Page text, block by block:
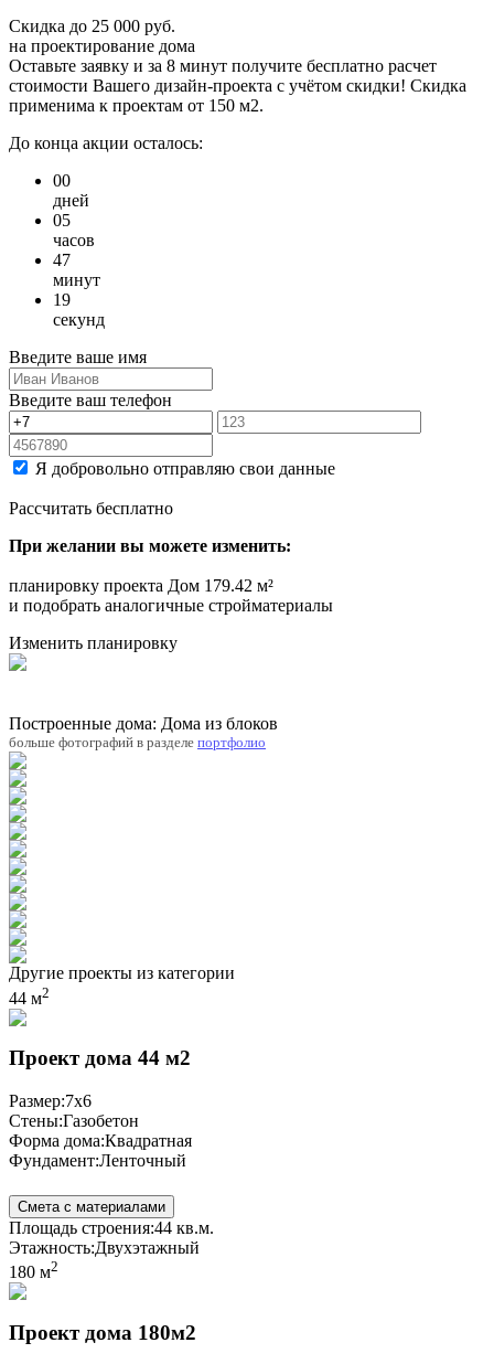
Скидка до 25 000 руб.
на проектирование дома
Оставьте заявку и за 8 минут получите бесплатно расчет
стоимости Вашего дизайн-проекта с учётом скидки! Скидка
применима к проектам от 150 м2.
До конца акции осталось:
00
дней
05
часов
47
минут
19
секунд
Введите ваше имя
Введите ваш телефон
Я добровольно отправляю свои данные
Рассчитать бесплатно
При желании вы можете изменить:
планировку проекта Дом 179.42 м²
и подобрать аналогичные стройматериалы
Изменить планировку
Построенные дома: Дома из блоков
больше фотографий в разделе портфолио
Другие проекты из категории
44 м2
Проект дома 44 м2
Размер:7x6
Стены:Газобетон
Форма дома:Квадратная
Фундамент:Ленточный
Смета с материалами
Площадь строения:44 кв.м.
Этажность:Двухэтажный
180 м2
Проект дома 180м2